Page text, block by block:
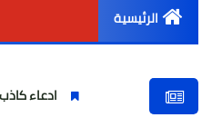
الرئيسية
ادعاء كاذب بالتحرش